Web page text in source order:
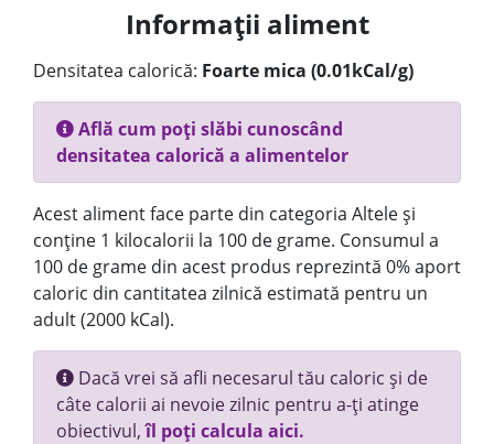
Informații aliment
Densitatea calorică: Foarte mica (0.01kCal/g)
Află cum poți slăbi cunoscând
densitatea calorică a alimentelor
Acest aliment face parte din categoria Altele și
conține 1 kilocalorii la 100 de grame. Consumul a
100 de grame din acest produs reprezintă 0% aport
caloric din cantitatea zilnică estimată pentru un
adult (2000 kCal).
Dacă vrei să afli necesarul tău caloric și de
câte calorii ai nevoie zilnic pentru a-ți atinge
obiectivul,îl poți calcula aici.